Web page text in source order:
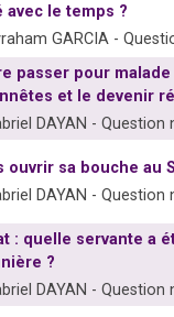
avec le temps ?
GARCIA -
passer pour
et le devenir
DAYAN - Question
ouvrir sa bouche au
DAYAN - Question
: quelle servante a
?
DAYAN - Question